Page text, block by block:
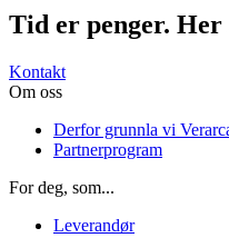
Tid er penger. Her
Kontakt
Om oss
Derfor grunnla vi
Partnerprogram
For deg, som...
Leverandør